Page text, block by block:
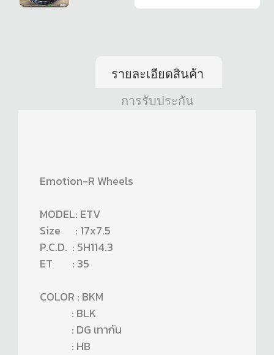
รายละเอียดสินค้า
การรับประกัน
Emotion-R Wheels
MODEL: ETV
Size : 17x7.5
P.C.D. : 5H114.3
ET : 35
COLOR : BKM
: BLK
: DG เทากัน
: HB